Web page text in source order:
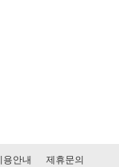
용안내 제휴문의